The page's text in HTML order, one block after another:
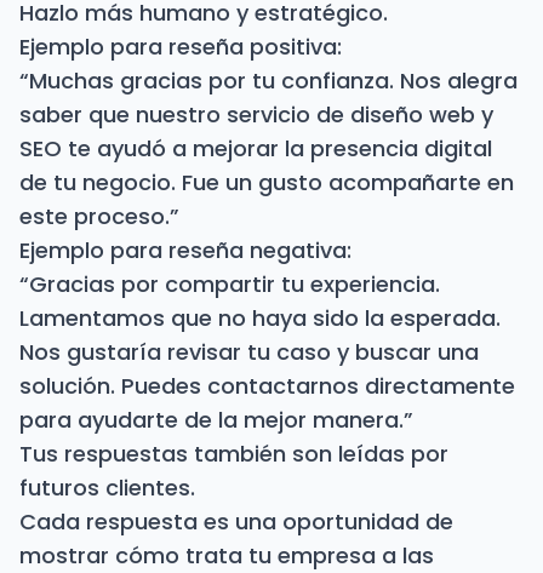
Hazlo más humano y estratégico.
Ejemplo para reseña positiva:
“Muchas gracias por tu confianza. Nos alegra
saber que nuestro servicio de diseño web y
SEO te ayudó a mejorar la presencia digital
de tu negocio. Fue un gusto acompañarte en
este proceso.”
Ejemplo para reseña negativa:
“Gracias por compartir tu experiencia.
Lamentamos que no haya sido la esperada.
Nos gustaría revisar tu caso y buscar una
solución. Puedes contactarnos directamente
para ayudarte de la mejor manera.”
Tus respuestas también son leídas por
futuros clientes.
Cada respuesta es una oportunidad de
mostrar cómo trata tu empresa a las